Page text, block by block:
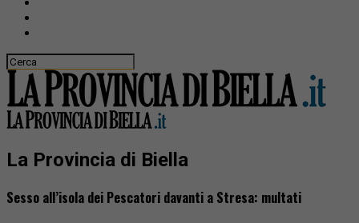
La Provincia di Biella
Sesso all’isola dei Pescatori davanti a Stresa: multati